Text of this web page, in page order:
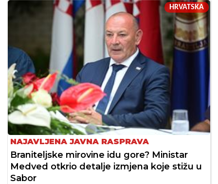
HRVATSKA
NAJAVLJENA JAVNA RASPRAVA
Braniteljske mirovine idu gore? Ministar
Medved otkrio detalje izmjena koje stižu u
Sabor